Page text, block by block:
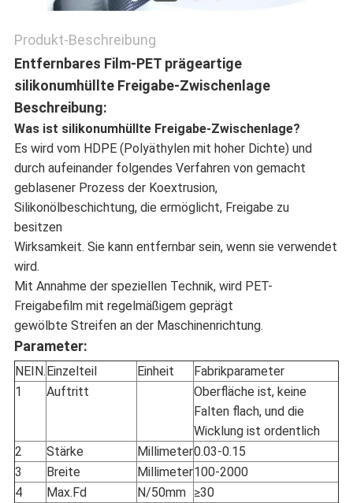
Produkt-Beschreibung
Entfernbares Film-PET prägeartige
silikonumhüllte Freigabe-Zwischenlage
Beschreibung:
Was ist silikonumhüllte Freigabe-Zwischenlage?
Es wird vom HDPE (Polyäthylen mit hoher Dichte) und
durch aufeinander folgendes Verfahren von gemacht
geblasener Prozess der Koextrusion,
Silikonölbeschichtung, die ermöglicht, Freigabe zu
besitzen
Wirksamkeit. Sie kann entfernbar sein, wenn sie verwendet
wird.
Mit Annahme der speziellen Technik, wird PET-
Freigabefilm mit regelmäßigem geprägt
gewölbte Streifen an der Maschinenrichtung.
Parameter:
NEIN. Einzelteil Einheit
Fabrikparameter
1
Auftritt
Oberfläche ist, keine
Falten flach, und die
Wicklung ist ordentlich
2
Stärke Millimeter0.03-0.15
3
Breite Millimeter100-2000
4
Max.Fd N/50mm ≥30